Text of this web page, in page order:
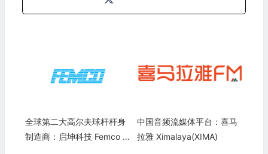
全球第二大高尔夫球杆杆身
制造商：启坤科技 Femco St
中国音频流媒体平台：喜马
拉雅 Ximalaya(XIMA)